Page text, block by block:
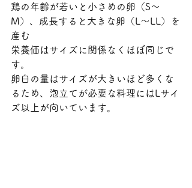
鶏の年齢が若いと小さめの卵（S～
M）、成長すると大きな卵（L～LL）を
産む
栄養価はサイズに関係なくほぼ同じで
す。
卵白の量はサイズが大きいほど多くな
るため、泡立てが必要な料理にはLサイ
ズ以上が向いています。